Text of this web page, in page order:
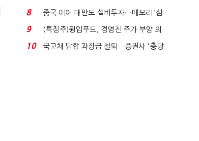
적극적 조사로 진...
8
중국 이어 대만도 설비투자…메모리 ‘삼
국전쟁’
9
(특징주)윙입푸드, 경영진 주가 부양 의
지에 상한가...
10
국고채 담합 과징금 철퇴…증권사 '충당